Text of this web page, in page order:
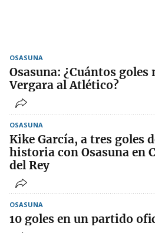
OSASUNA
Osasuna: ¿Cuántos goles
Vergara al Atlético?
OSASUNA
Kike García, a tres goles
historia con Osasuna en
del Rey
OSASUNA
10 goles en un partido